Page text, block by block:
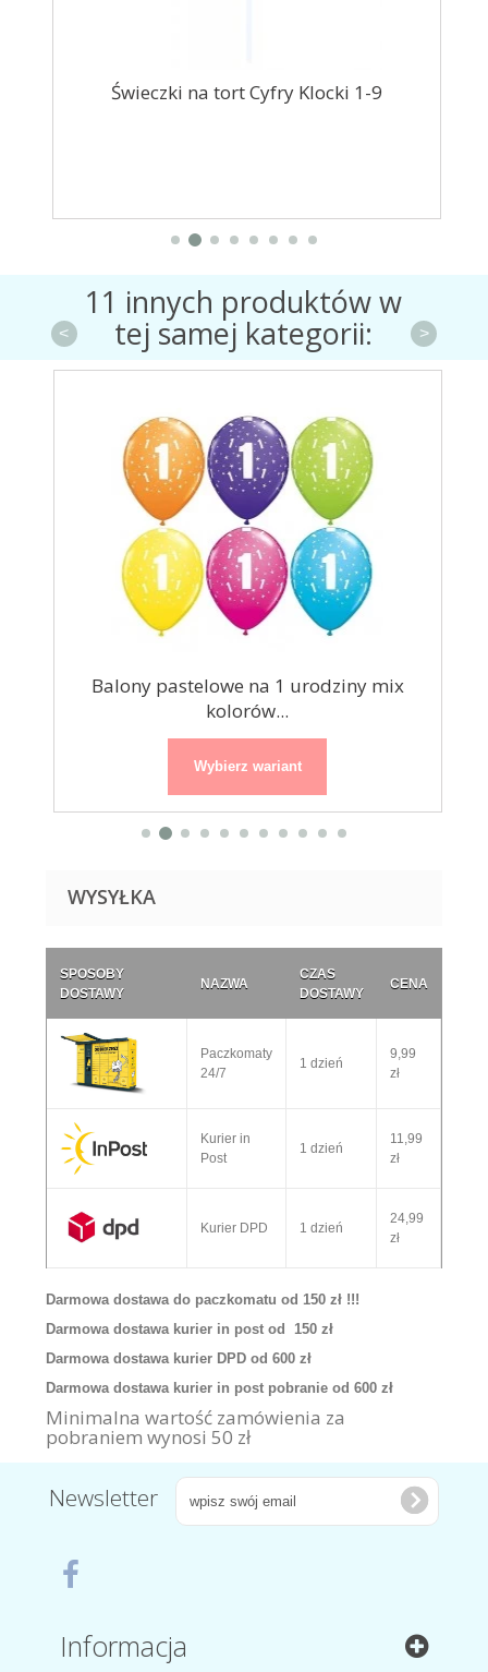
Świeczki na tort Cyfry Klocki 1-9
11 innych produktów w
tej samej kategorii:
Balony pastelowe na 1 urodziny mix
kolorów...
Wybierz wariant
< >
WYSYŁKA
SPOSOBY
DOSTAWY
NAZWA
CZAS
DOSTAWY
CENA
Paczkomaty
24/7
1 dzień
9,99
zł
Kurier in
Post
1 dzień
11,99
zł
Kurier DPD 1 dzień
24,99
zł
Darmowa dostawa do paczkomatu od 150 zł !!!
Darmowa dostawa kurier in post od 150 zł
Darmowa dostawa kurier DPD od 600 zł
Darmowa dostawa kurier in post pobranie od 600 zł
Minimalna wartość zamówienia za
pobraniem wynosi 50 zł
Newsletter
Informacja